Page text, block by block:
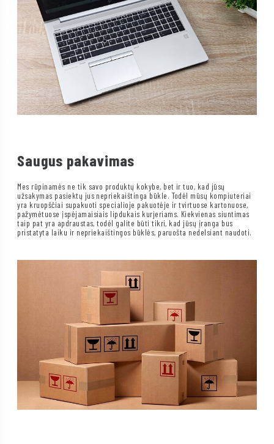
Saugus pakavimas
Mes rūpinamės ne tik savo produktų kokybe, bet ir tuo, kad jūsų
užsakymas pasiektų jus nepriekaištinga būkle. Todėl mūsų kompiuteriai
yra kruopščiai supakuoti specialioje pakuotėje ir tvirtuose kartonuose,
pažymėtuose įspėjamaisiais lipdukais kurjeriams. Kiekvienas siuntimas
taip pat yra apdraustas, todėl galite būti tikri, kad jūsų įranga bus
pristatyta laiku ir nepriekaištingos būklės, paruošta nedelsiant naudoti.